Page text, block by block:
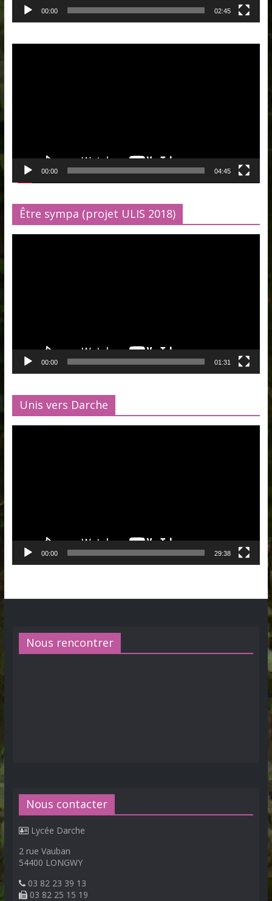
00:00 02:45
00:00 04:45
Être sympa (projet ULIS 2018)
00:00 01:31
Unis vers Darche
00:00 29:38
Nous rencontrer
Nous contacter
Lycée Darche
2 rue Vauban
54400 LONGWY
03 82 23 39 13
03 82 25 15 19